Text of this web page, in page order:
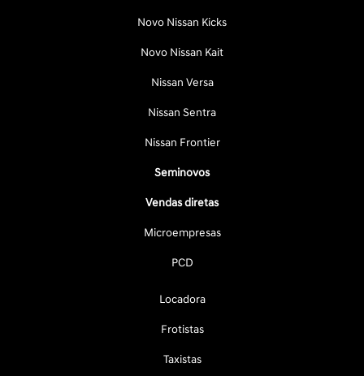
Novo Nissan Kicks
Novo Nissan Kait
Nissan Versa
Nissan Sentra
Nissan Frontier
Seminovos
Vendas diretas
Microempresas
PCD
Locadora
Frotistas
Taxistas